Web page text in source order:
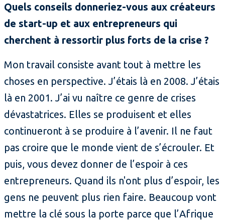
Quels conseils donneriez-vous aux créateurs
de start-up et aux entrepreneurs qui
cherchent à ressortir plus forts de la crise ?
Mon travail consiste avant tout à mettre les
choses en perspective. J’étais là en 2008. J’étais
là en 2001. J’ai vu naître ce genre de crises
dévastatrices. Elles se produisent et elles
continueront à se produire à l’avenir. Il ne faut
pas croire que le monde vient de s’écrouler. Et
puis, vous devez donner de l’espoir à ces
entrepreneurs. Quand ils n'ont plus d’espoir, les
gens ne peuvent plus rien faire. Beaucoup vont
mettre la clé sous la porte parce que l’Afrique